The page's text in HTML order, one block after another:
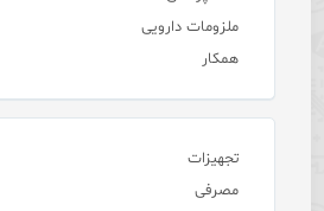
ملزومات دارویی
همکار
تجهیزات
مصرفی